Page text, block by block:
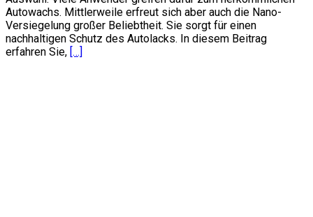
Autowachs. Mittlerweile erfreut sich aber auch die Nano-
Versiegelung großer Beliebtheit. Sie sorgt für einen
nachhaltigen Schutz des Autolacks. In diesem Beitrag
erfahren Sie, […]